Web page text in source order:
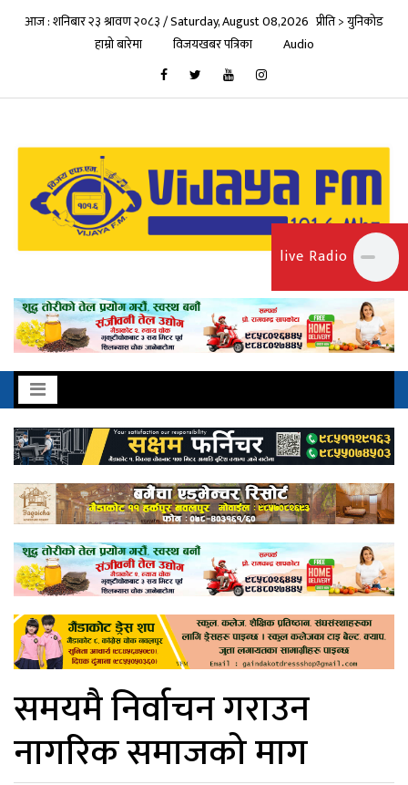
आज : शनिबार २३ श्रावण २०८३ / Saturday, August 08,2026 प्रीति > युनिकोड
हाम्रो बारेमा
विजयखबर पत्रिका Audio
समयमै निर्वाचन गराउन
नागरिक समाजको माग
live Radio